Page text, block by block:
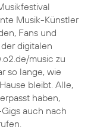
Musik-Künstler
Fans und
digitalen
music zu
so lange, wie
bleibt. Alle,
haben,
auch nach